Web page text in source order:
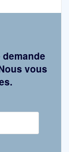
vous